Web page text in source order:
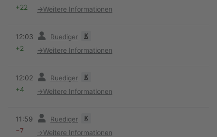
+22 →Weitere Informationen
12:03 Ruediger K
+2 →Weitere Informationen
12:02 Ruediger K
+4 →Weitere Informationen
11:59 Ruediger K
−7 →Weitere Informationen